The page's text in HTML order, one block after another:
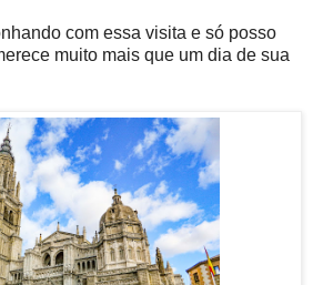
com essa visita e só posso
muito mais que um dia de sua